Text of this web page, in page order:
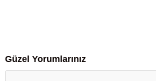
Güzel Yorumlarınız